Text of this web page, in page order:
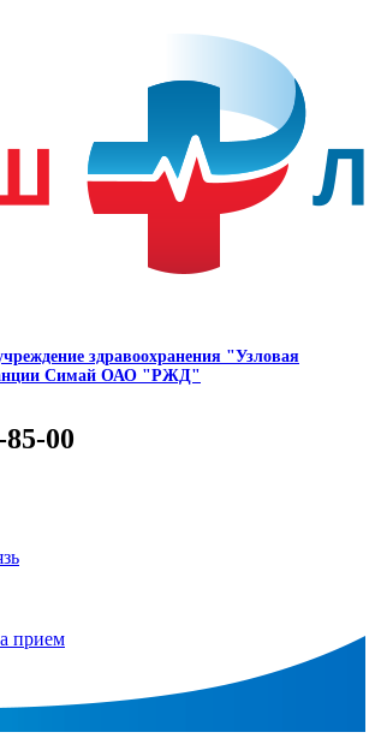
здравоохранения "Узловая
Симай ОАО "РЖД"
00
прием